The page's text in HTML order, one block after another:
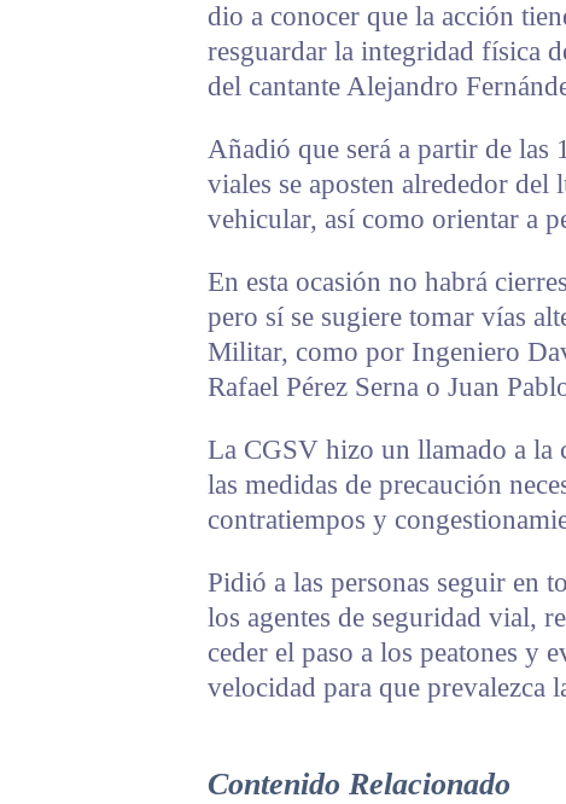
dio a conocer que la acción
resguardar la integridad física
del cantante Alejandro
Añadió que será a partir de las
viales se aposten alrededor
vehicular, así como orientar a
En esta ocasión no habrá
pero sí se sugiere tomar vías
Militar, como por Ingeniero
Rafael Pérez Serna o Juan
La CGSV hizo un llamado a la
las medidas de precaución
contratiempos y
Pidió a las personas seguir en
los agentes de seguridad vial,
ceder el paso a los peatones y
velocidad para que prevalezca
Contenido Relacionado